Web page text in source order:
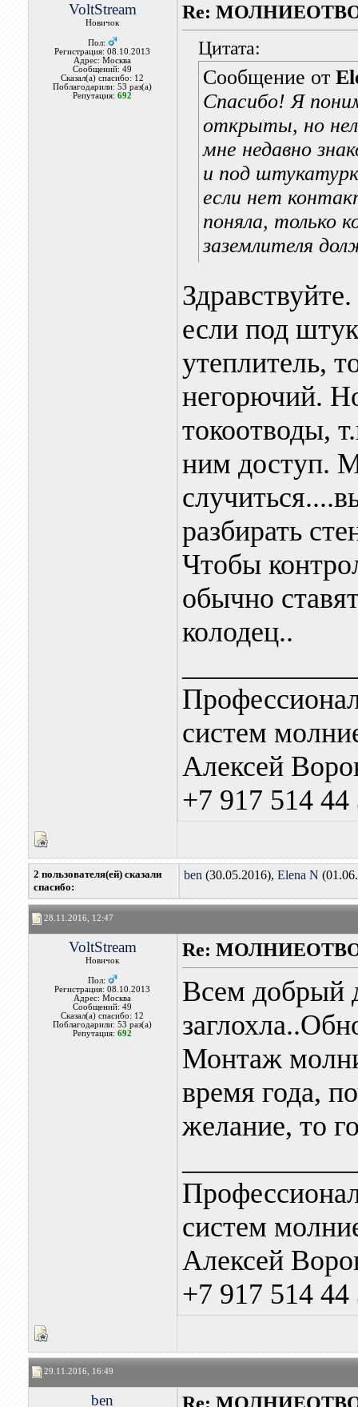
VoltStream
Новичок
Пол:
Регистрация: 08.10.2013
Адрес: Москва
Сообщений: 49
Сказал(а) спасибо: 12
Поблагодарили: 53 раз(а)
Репутация:692
Re:
Цитата:
Сообщение от
Спасибо! Я
открыты, но
мне недавно
и под
если нет
поняла, только
заземлителя
если под
утеплитель,
негорючий.
токоотводы,
ним доступ.
разбирать
Чтобы
обычно
колодец..
систем
Алексей
+7 917 514 44
2 пользователя(ей) сказали
cпасибо:
ben (30.05.2016), Elena N
28.11.2016, 12:47
VoltStream
Новичок
Пол:
Регистрация: 08.10.2013
Адрес: Москва
Сообщений: 49
Сказал(а) спасибо: 12
Поблагодарили: 53 раз(а)
Репутация:692
Re:
Всем добрый
Монтаж
время года,
желание, то
систем
Алексей
+7 917 514 44
29.11.2016, 16:49
ben Re: